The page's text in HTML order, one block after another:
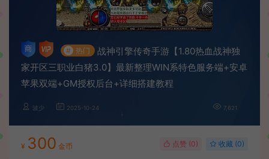
# 热门
战神引擎传奇手游【1.80热血战神独
家开区三职业白猪3.0】最新整理WIN系特色服务端+安卓
苹果双端+GM授权后台+详细搭建教程
波少 2025-10-24 7,621
¥ 300 金币 点赞 (0) 收藏 (0)